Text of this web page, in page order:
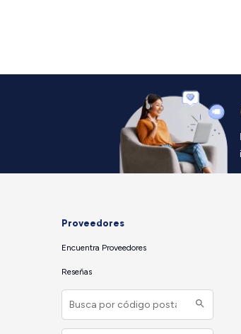
Proveedores
Encuentra Proveedores
Reseñas